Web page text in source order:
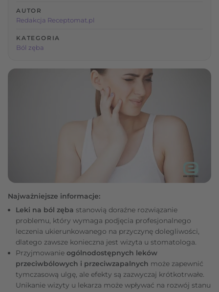
AUTOR
Redakcja Receptomat.pl
KATEGORIA
Ból zęba
Najważniejsze informacje:
Leki na ból zęba stanowią doraźne rozwiązanie
problemu, który wymaga podjęcia profesjonalnego
leczenia ukierunkowanego na przyczynę dolegliwości,
dlatego zawsze konieczna jest wizyta u stomatologa.
Przyjmowanie ogólnodostępnych leków
przeciwbólowych i przeciwzapalnych może zapewnić
tymczasową ulgę, ale efekty są zazwyczaj krótkotrwałe.
Unikanie wizyty u lekarza może wpływać na rozwój stanu